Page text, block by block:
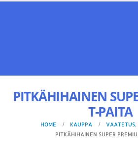
PITKÄHIHAINEN
T-PAITA
HOME KAUPPA VAATETUS,
PITKÄHIHAINEN SUPER